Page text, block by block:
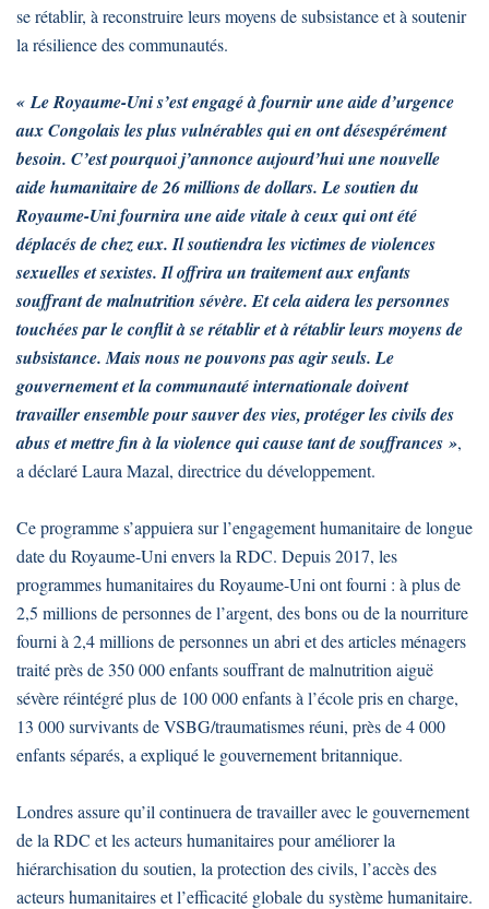
se rétablir, à reconstruire leurs moyens de subsistance et à soutenir
la résilience des communautés.
« Le Royaume-Uni s’est engagé à fournir une aide d’urgence
aux Congolais les plus vulnérables qui en ont désespérément
besoin. C’est pourquoi j’annonce aujourd’hui une nouvelle
aide humanitaire de 26 millions de dollars. Le soutien du
Royaume-Uni fournira une aide vitale à ceux qui ont été
déplacés de chez eux. Il soutiendra les victimes de violences
sexuelles et sexistes. Il offrira un traitement aux enfants
souffrant de malnutrition sévère. Et cela aidera les personnes
touchées par le conflit à se rétablir et à rétablir leurs moyens de
subsistance. Mais nous ne pouvons pas agir seuls. Le
gouvernement et la communauté internationale doivent
travailler ensemble pour sauver des vies, protéger les civils des
abus et mettre fin à la violence qui cause tant de souffrances »,
a déclaré Laura Mazal, directrice du développement.
Ce programme s’appuiera sur l’engagement humanitaire de longue
date du Royaume-Uni envers la RDC. Depuis 2017, les
programmes humanitaires du Royaume-Uni ont fourni : à plus de
2,5 millions de personnes de l’argent, des bons ou de la nourriture
fourni à 2,4 millions de personnes un abri et des articles ménagers
traité près de 350 000 enfants souffrant de malnutrition aiguë
sévère réintégré plus de 100 000 enfants à l’école pris en charge,
13 000 survivants de VSBG/traumatismes réuni, près de 4 000
enfants séparés, a expliqué le gouvernement britannique.
Londres assure qu’il continuera de travailler avec le gouvernement
de la RDC et les acteurs humanitaires pour améliorer la
hiérarchisation du soutien, la protection des civils, l’accès des
acteurs humanitaires et l’efficacité globale du système humanitaire.